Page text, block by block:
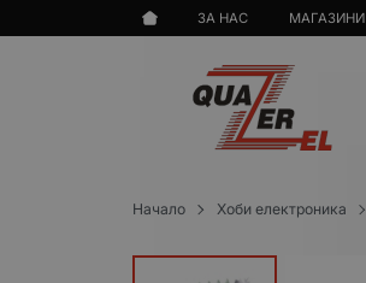
ЗА НАС МАГАЗИНИ
Начало Хоби електроника